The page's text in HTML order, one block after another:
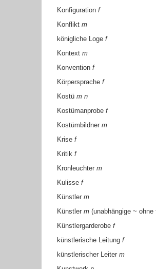
Konfiguration f
Konflikt m
königliche Loge f
Kontext m
Konvention f
Körpersprache f
Kostü m n
Kostümanprobe f
Kostümbildner m
Krise f
Kritik f
Kronleuchter m
Kulisse f
Künstler m
Künstler m (unabhängige ~
Künstlergarderobe f
künstlerische Leitung f
künstlerischer Leiter m